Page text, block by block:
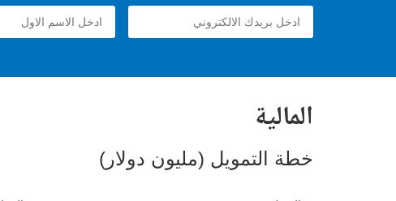
المالية
خطة التمويل (مليون دولار)